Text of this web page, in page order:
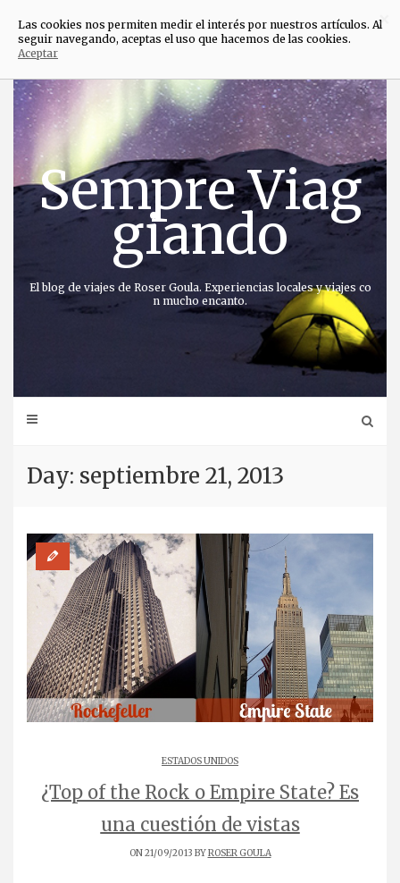
Saltar
contenido
Sempre Viag
giando
El blog de viajes de Roser Goula. Experiencias locales y viajes co
n mucho encanto.
Day: septiembre 21, 2013
ESTADOS UNIDOS
¿Top of the Rock o Empire State? Es
una cuestión de vistas
ON 21/09/2013 BYROSER GOULA
×
Las cookies nos permiten medir el interés por nuestros artículos. Al
seguir navegando, aceptas el uso que hacemos de las cookies.
Aceptar